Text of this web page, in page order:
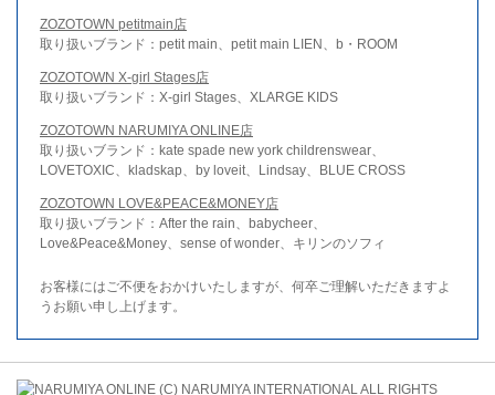
ZOZOTOWN petitmain店
取り扱いブランド：petit main、petit main LIEN、b・ROOM
ZOZOTOWN X-girl Stages店
取り扱いブランド：X-girl Stages、XLARGE KIDS
ZOZOTOWN NARUMIYA ONLINE店
取り扱いブランド：kate spade new york childrenswear、
LOVETOXIC、kladskap、by loveit、Lindsay、BLUE CROSS
ZOZOTOWN LOVE&PEACE&MONEY店
取り扱いブランド：After the rain、babycheer、
Love&Peace&Money、sense of wonder、キリンのソフィ
お客様にはご不便をおかけいたしますが、何卒ご理解いただきますよ
うお願い申し上げます。